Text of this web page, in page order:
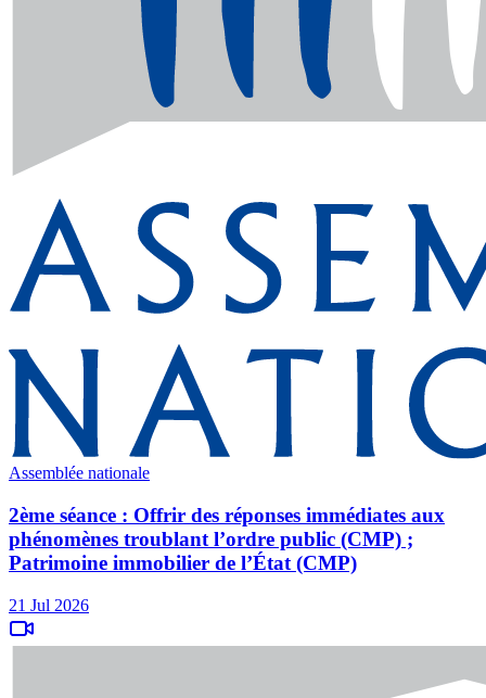
Assemblée nationale
2ème séance : Offrir des réponses immédiates aux
phénomènes troublant l’ordre public (CMP) ;
Patrimoine immobilier de l’État (CMP)
21 Jul 2026